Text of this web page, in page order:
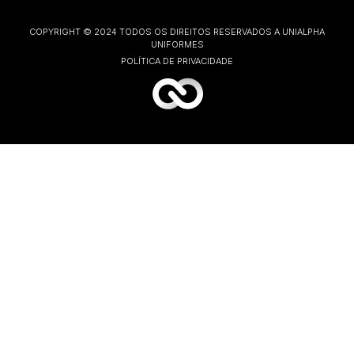
COPYRIGHT © 2024 TODOS OS DIREITOS RESERVADOS A UNIALPHA
UNIFORMES
POLÍTICA DE PRIVACIDADE